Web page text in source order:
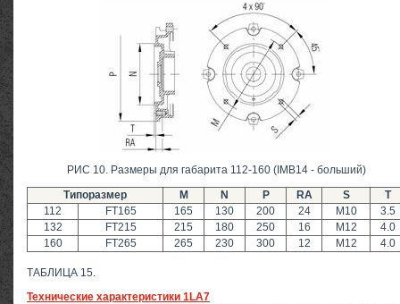
РИС 10. Размеры для габарита 112-160 (IMB14 - больший)
Типоразмер
M N P RA S
T
112
FT165 165 130 200 24 M10
3.5
132
FT215 215 180 250 16 M12
4.0
160
FT265 265 230 300 12 M12 4.0
ТАБЛИЦА 15.
Технические характеристики 1LA7